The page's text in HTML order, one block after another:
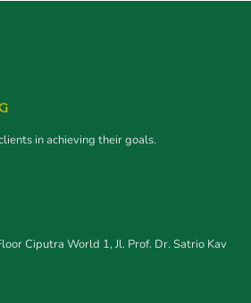
in achieving their goals.
Ciputra World 1, Jl. Prof. Dr. Satrio Kav